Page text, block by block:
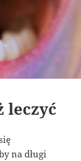
leczyć
na długi